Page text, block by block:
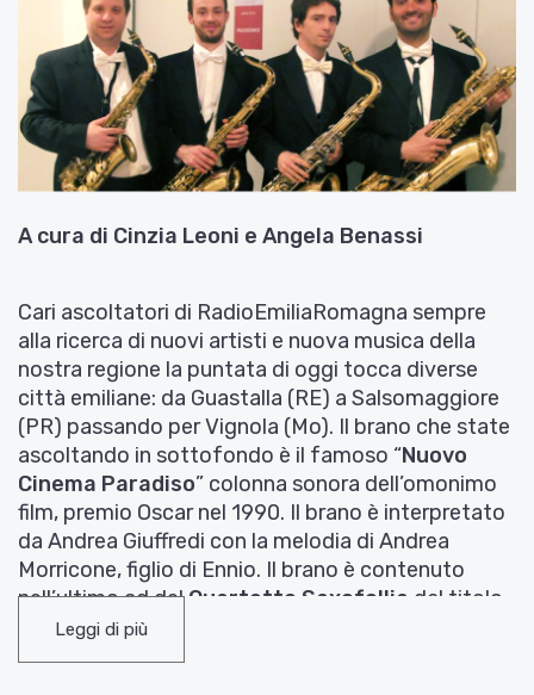
A cura di Cinzia Leoni e Angela Benassi
Cari ascoltatori di RadioEmiliaRomagna sempre
alla ricerca di nuovi artisti e nuova musica della
nostra regione la puntata di oggi tocca diverse
città emiliane: da Guastalla (RE) a Salsomaggiore
(PR) passando per Vignola (Mo). Il brano che state
ascoltando in sottofondo è il famoso “Nuovo
Cinema Paradiso” colonna sonora dell’omonimo
film, premio Oscar nel 1990. Il brano è interpretato
da Andrea Giuffredi con la melodia di Andrea
Morricone, figlio di Ennio. Il brano è contenuto
nell’ultimo cd delQuartetto Saxofollia dal titolo
Into The Trumpet
Leggi di più